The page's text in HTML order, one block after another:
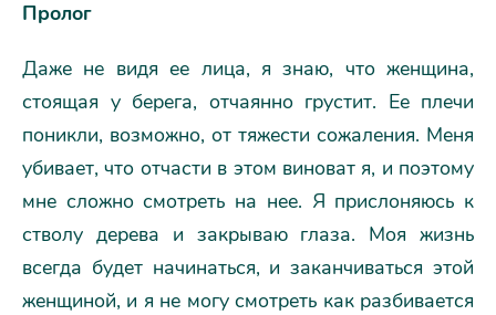
Пролог
Даже не видя ее лица, я знаю, что женщина,
стоящая у берега, отчаянно грустит. Ее плечи
поникли, возможно, от тяжести сожаления. Меня
убивает, что отчасти в этом виноват я, и поэтому
мне сложно смотреть на нее. Я прислоняюсь к
стволу дерева и закрываю глаза. Моя жизнь
всегда будет начинаться, и заканчиваться этой
женщиной, и я не могу смотреть как разбивается